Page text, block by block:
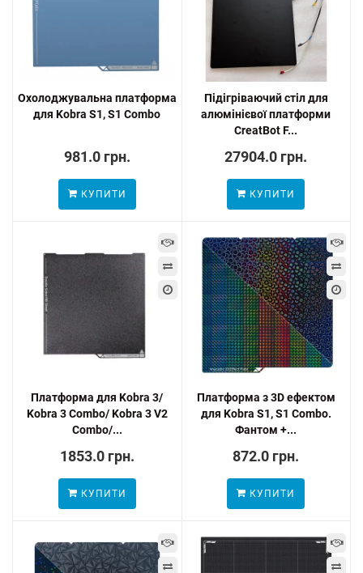
Охолоджувальна платформа
для Kobra S1, S1 Combo
981.0 грн.
КУПИТИ
Підігріваючий стіл для
алюмінієвої платформи
CreatBot F...
27904.0 грн.
КУПИТИ
Платформа для Kobra 3/
Kobra 3 Combo/ Kobra 3 V2
Combo/...
1853.0 грн.
КУПИТИ
Платформа з 3D ефектом
для Kobra S1, S1 Combo.
Фантом +...
872.0 грн.
КУПИТИ